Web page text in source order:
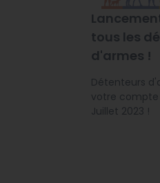
tous les
d'armes !
Détenteurs
votre compte
Juillet 2023 !